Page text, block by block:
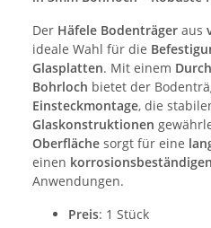
Der Häfele Bodenträger aus
ideale Wahl für die
Glasplatten. Mit einem
Bohrloch bietet der
Einsteckmontage, die
Glaskonstruktionen
Oberfläche sorgt für eine
einen korrosionsbeständigen
Anwendungen.
Preis: 1 Stück